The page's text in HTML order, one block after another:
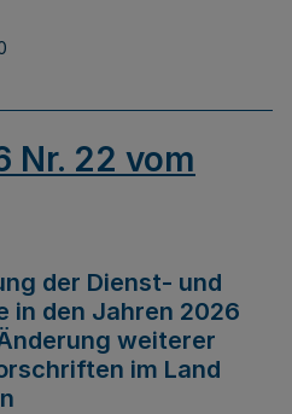
Nr. 22 vom
der Dienst- und
in den Jahren 2026
weiterer
im Land